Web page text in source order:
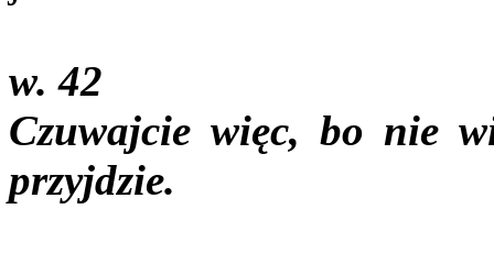
w. 42
Czuwajcie więc, bo nie
przyjdzie.